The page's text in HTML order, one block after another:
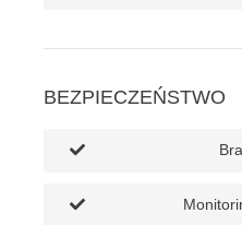
BEZPIECZEŃSTWO